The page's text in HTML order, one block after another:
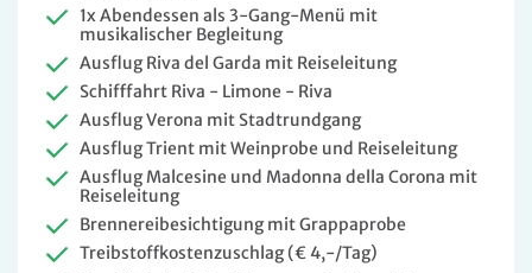
1x Abendessen als 3-Gang-Menü mit
musikalischer Begleitung
Ausflug Riva del Garda mit Reiseleitung
Schifffahrt Riva - Limone - Riva
Ausflug Verona mit Stadtrundgang
Ausflug Trient mit Weinprobe und Reiseleitung
Ausflug Malcesine und Madonna della Corona mit
Reiseleitung
Brennereibesichtigung mit Grappaprobe
Treibstoffkostenzuschlag (€ 4,-/Tag)